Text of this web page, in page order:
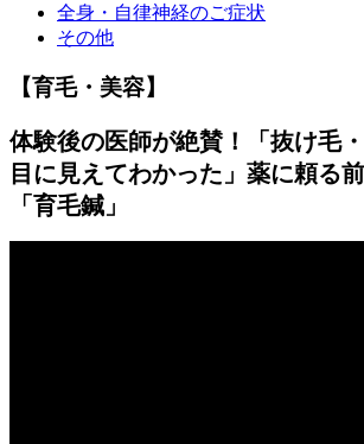
全身・自律神経のご症状
その他
【育毛・美容】
体験後の医師が絶賛！「抜け毛
目に見えてわかった」薬に頼る
「育毛鍼」